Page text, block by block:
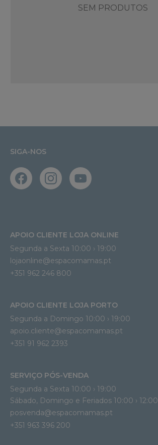
SEM PRODUTOS
SIGA-NOS
APOIO CLIENTE LOJA ONLINE
Segunda a Sexta 10:00 › 19:00
lojaonline@espacomamas.pt
+351 962 246 800
APOIO CLIENTE LOJA PORTO
Segunda a Domingo 10:00 › 19:00
apoio.cliente@espacomamas.pt
+351 91 962 2393
SERVIÇO PÓS-VENDA
Segunda a Sexta 10:00 › 19:00
Sábado, Domingo e Feriados 10:00 › 12:00
posvenda@espacomamas.pt
+351 963 396 200